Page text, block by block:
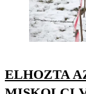
ELHOZTA